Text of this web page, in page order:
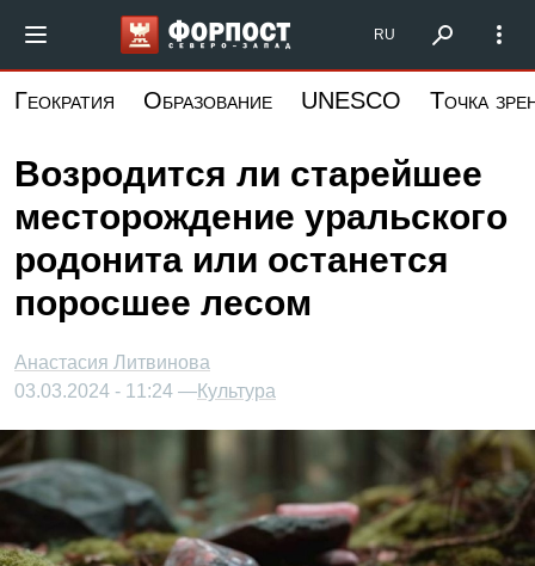
основному
Форпост Северо-Запад
RU
Геократия Образование UNESCO Точка
Возродится ли старейшее
месторождение уральского
родонита или останется
поросшее лесом
Анастасия Литвинова
03.03.2024 - 11:24 —Культура